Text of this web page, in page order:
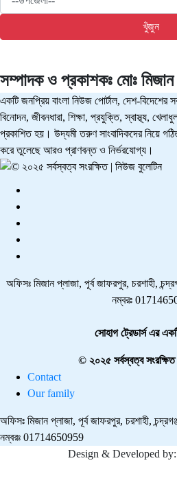
খুঁজুন
সম্পাদক ও প্রকাশকঃ মোঃ
একটি জনপ্রিয় বাংলা নিউজ পোর্টাল, দেশ-বিদেশের
বিনোদন, জীবনধারা, শিক্ষা, প্রযুক্তি, স্বাস্থ্য,
প্রকাশিত হয়। উদ্যমী তরুণ সাংবাদিকদের নিয়ে
করে তুলেছে আরও প্রাণবন্ত ও নির্ভরযোগ্য।
অফিসঃ মিজান প্লাজা, পূর্ব জাফরপুর, চরশাহী,
নম্বরঃ
সোহাগ ট্রেডার্স এর
© ২০২৫ সর্বস্বত্ব সংরক্ষিত
Contact
Our family
অফিসঃ মিজান প্লাজা, পূর্ব জাফরপুর, চরশাহী,
নম্বরঃ 01714650959
Design & Developed by: